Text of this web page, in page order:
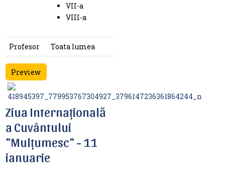
VII-a
VIII-a
Profesor Toata lumea
Preview
Ziua Internațională
a Cuvântului
"Mulțumesc" - 11
ianuarie